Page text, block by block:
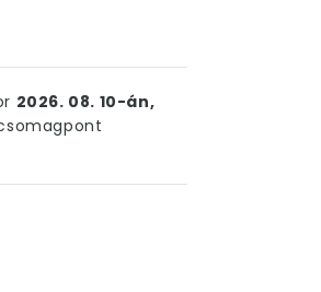
2026. 08. 10-án,